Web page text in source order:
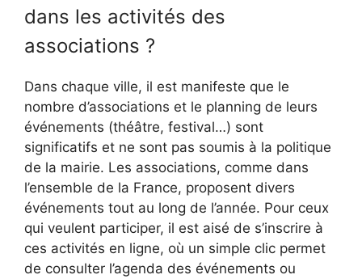
dans les activités des
associations ?
Dans chaque ville, il est manifeste que le
nombre d’associations et le planning de leurs
événements (théâtre, festival…) sont
significatifs et ne sont pas soumis à la politique
de la mairie. Les associations, comme dans
l’ensemble de la France, proposent divers
événements tout au long de l’année. Pour ceux
qui veulent participer, il est aisé de s’inscrire à
ces activités en ligne, où un simple clic permet
de consulter l’agenda des événements ou